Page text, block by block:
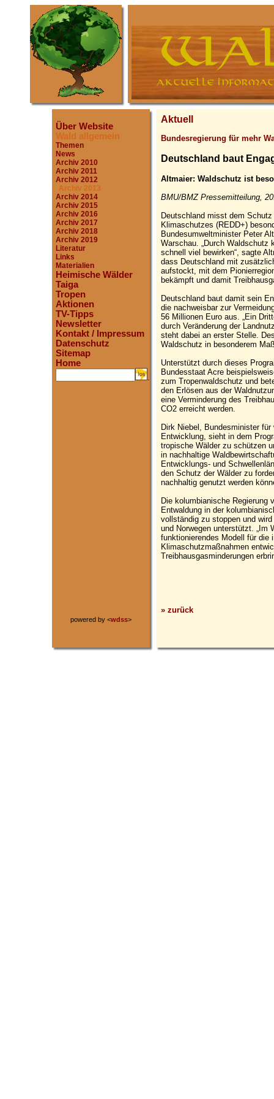
Über Website
Wald allgemein
Themen
News
Archiv 2010
Archiv 2011
Archiv 2012
Archiv 2013
Archiv 2014
Archiv 2015
Archiv 2016
Archiv 2017
Archiv 2018
Archiv 2019
Literatur
Links
Materialien
Heimische Wälder
Taiga
Tropen
Aktionen
TV-Tipps
Newsletter
Kontakt / Impressum
Datenschutz
Sitemap
Home
.
powered by <wdss>
Aktuell
Bundesregierung für mehr
Deutschland baut
Altmaier: Waldschutz ist
BMU/BMZ Pressemitteilung,
Deutschland misst dem
Klimaschutzes (REDD+)
Bundesumweltminister Peter
Warschau. „Durch Waldschutz
schnell viel bewirken“, sagte
dass Deutschland mit
aufstockt, mit dem
bekämpft und damit
Deutschland baut damit sein
die nachweisbar zur
56 Millionen Euro aus. „Ein
durch Veränderung der
steht dabei an erster Stelle.
Waldschutz in besonderem
Unterstützt durch dieses
Bundesstaat Acre
zum Tropenwaldschutz und
den Erlösen aus der
eine Verminderung des
CO2 erreicht werden.
Dirk Niebel, Bundesminister
Entwicklung, sieht in dem
tropische Wälder zu schützen
in nachhaltige
Entwicklungs- und
den Schutz der Wälder zu
nachhaltig genutzt werden
Die kolumbianische Regierung
Entwaldung in der
vollständig zu stoppen und
und Norwegen unterstützt. „Im
funktionierendes Modell für die
Klimaschutzmaßnahmen
Treibhausgasminderungen
» zurück